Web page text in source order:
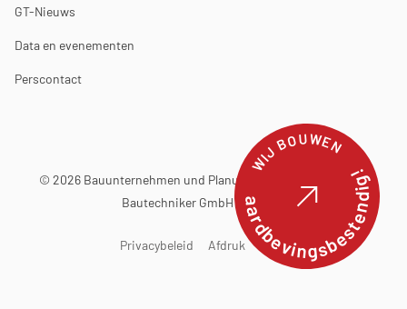
GT-Nieuws
Data en evenementen
Perscontact
Privacybeleid Afdruk
© 2026 Bauunternehmen und Planungsbüro Günter Terfehr
Bautechniker GmbH & Co. KG
WIJ BOUWEN
aardbevingsbestendig!